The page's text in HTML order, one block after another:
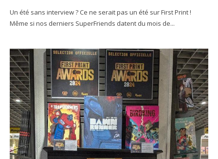
Un été sans interview ? Ce ne serait pas un été sur First Print !
Même si nos derniers SuperFriends datent du mois de...